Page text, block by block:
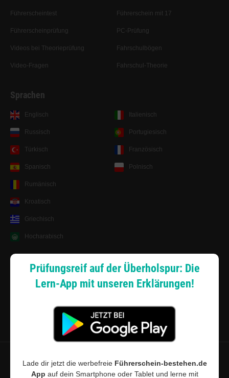
Prüfungsreif auf der Überholspur: Die
Lern-App mit unseren Erklärungen!
Lade dir jetzt die werbefreie Führerschein-bestehen.de
App auf dein Smartphone oder Tablet und lerne mit
Führerscheintest
Führerscheinprüfung
Videos bei Theorieprüfung
Video-Fragen
Führerschein mit 17
PC-Prüfung
Fahrschulbögen
Fahrschul-Theorie
Sprachen
Englisch
Russisch
Türkisch
Spanisch
Italienisch
Portugiesisch
Französisch
Polnisch
Rumänisch
Kroatisch
Griechisch
Hocharabisch
Lernsystem
Android App
· Impressum · Cookie-Einstellungen